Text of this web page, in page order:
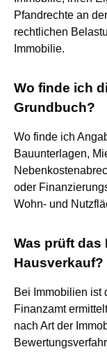
Pfandrechte an
rechtlichen
Immobilie.
Wo finde ich
Grundbuch?
Wo finde ich
Bauunterlagen,
oder
Wohn- und
Was prüft das
Hausverkauf?
Bei Immobilien ist
Finanzamt
nach Art der